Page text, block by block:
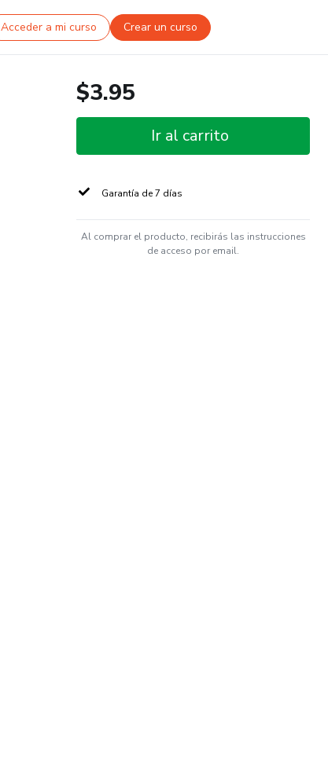
Acceder a mi curso Crear un curso
$3.95
Ir al carrito
Garantía de 7 días
Al comprar el producto, recibirás las instrucciones
de acceso por email.